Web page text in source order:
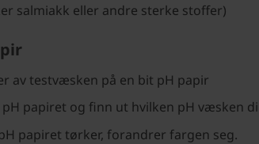
salmiakk eller andre sterke stoffer)
av testvæsken på en bit pH papir
papiret og finn ut hvilken pH væsken
papiret tørker, forandrer fargen seg.